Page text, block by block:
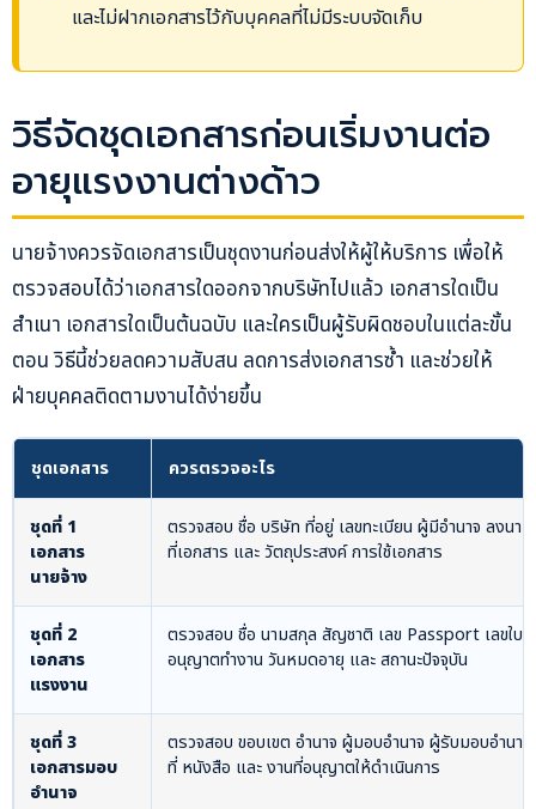
และไม่ฝากเอกสารไว้กับบุคคลที่ไม่มีระบบจัดเก็บ
วิธีจัดชุดเอกสารก่อนเริ่มงานต่อ
อายุแรงงานต่างด้าว
นายจ้างควรจัดเอกสารเป็นชุดงานก่อนส่งให้ผู้ให้บริการ เพื่อให้
ตรวจสอบได้ว่าเอกสารใดออกจากบริษัทไปแล้ว เอกสารใดเป็น
สำเนา เอกสารใดเป็นต้นฉบับ และใครเป็นผู้รับผิดชอบในแต่ละขั้น
ตอน วิธีนี้ช่วยลดความสับสน ลดการส่งเอกสารซ้ำ และช่วยให้
ฝ่ายบุคคลติดตามงานได้ง่ายขึ้น
ชุดเอกสาร ควรตรวจอะไร
ชุดที่ 1
เอกสาร
นายจ้าง
ตรวจสอบ ชื่อ บริษัท ที่อยู่ เลขทะเบียน ผู้มีอำนาจ ลงนา
ที่เอกสาร และ วัตถุประสงค์ การใช้เอกสาร
ชุดที่ 2
เอกสาร
แรงงาน
ตรวจสอบ ชื่อ นามสกุล สัญชาติ เลข Passport เลขใบ
อนุญาตทำงาน วันหมดอายุ และ สถานะปัจจุบัน
ชุดที่ 3
เอกสารมอบ
อำนาจ
ตรวจสอบ ขอบเขต อำนาจ ผู้มอบอำนาจ ผู้รับมอบอำนาจ
ที่ หนังสือ และ งานที่อนุญาตให้ดำเนินการ